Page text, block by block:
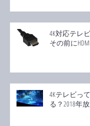
4K対応テレ
その前に
4Kテレビっ
る？2018年